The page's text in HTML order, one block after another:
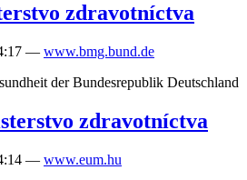
zdravotníctva
— www.bmg.bund.de
der Bundesrepublik Deutschland
zdravotníctva
— www.eum.hu